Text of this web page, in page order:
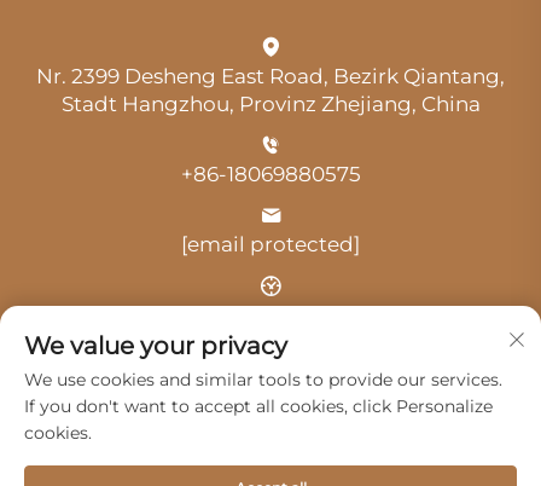
Nr. 2399 Desheng East Road, Bezirk Qiantang,
Stadt Hangzhou, Provinz Zhejiang, China
+86-18069880575
[email protected]
Uhrzeit: 9:00 Uhr-18:00 Uhr
Urheberrecht © 2025 durch Hangzhou Guangji
We value your privacy
We use cookies and similar tools to provide our services.
If you don't want to accept all cookies, click Personalize
cookies.